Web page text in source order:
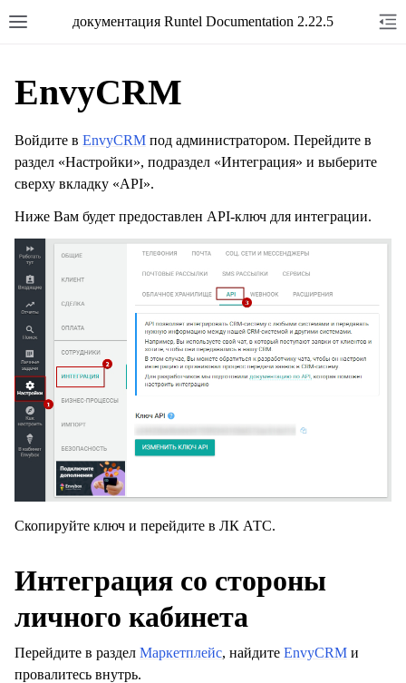
документация Runtel Documentation 2.22.5
EnvyCRM
Войдите в EnvyCRM под администратором. Перейдите в
раздел «Настройки», подраздел «Интеграция» и выберите
сверху вкладку «API».
Ниже Вам будет предоставлен API-ключ для интеграции.
Скопируйте ключ и перейдите в ЛК АТС.
Интеграция со стороны
личного кабинета
Перейдите в раздел Маркетплейс, найдите EnvyCRM и
провалитесь внутрь.